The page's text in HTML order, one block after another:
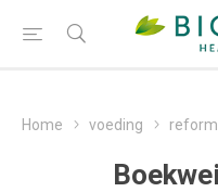
Home voeding reform